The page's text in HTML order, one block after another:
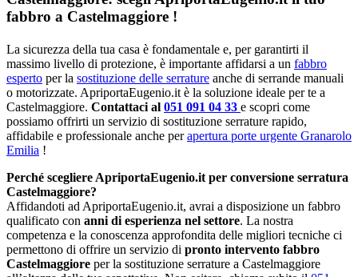
fabbro a Castelmaggiore !
La sicurezza della tua casa è fondamentale e, per garantirti il
massimo livello di protezione, è importante affidarsi a un fabbro
esperto per la sostituzione delle serrature anche di serrande manuali
o motorizzate. ApriportaEugenio.it è la soluzione ideale per te a
Castelmaggiore. Contattaci al 051 091 04 33 e scopri come
possiamo offrirti un servizio di sostituzione serrature rapido,
affidabile e professionale anche perapertura porte urgente Granarolo
Emilia !
Perché scegliere ApriportaEugenio.it per conversione serratura
Castelmaggiore?
Affidandoti ad ApriportaEugenio.it, avrai a disposizione un fabbro
qualificato con anni di esperienza nel settore. La nostra
competenza e la conoscenza approfondita delle migliori tecniche ci
permettono di offrire un servizio di pronto intervento fabbro
Castelmaggiore per la sostituzione serrature a Castelmaggiore